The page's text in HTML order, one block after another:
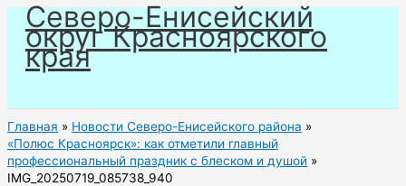
Перейти
содержимому
Северо-Енисейский
округ Красноярского
края
Главная
Новости Северо-Енисейского района
«Полюс Красноярск»: как отметили главный
профессиональный праздник с блеском и душой
IMG_20250719_085738_940